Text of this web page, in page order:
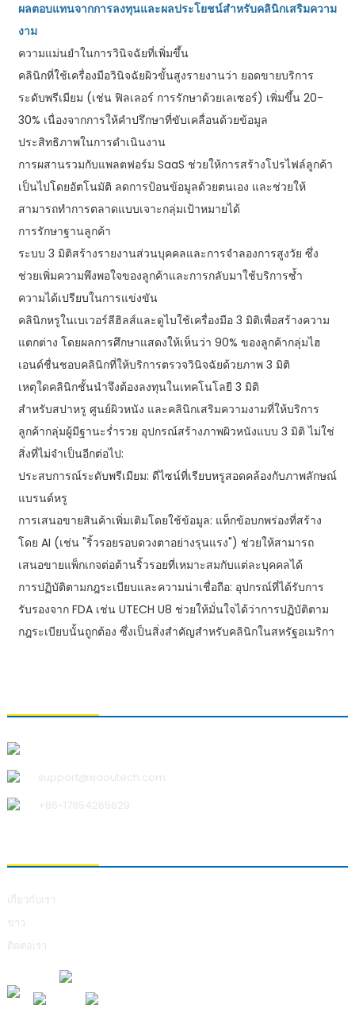
ผลตอบแทนจากการลงทุนและผลประโยชน์สำหรับคลินิกเสริมความ
งาม
ความแม่นยำในการวินิจฉัยที่เพิ่มขึ้น
คลินิกที่ใช้เครื่องมือวินิจฉัยผิวขั้นสูงรายงานว่า ยอดขายบริการ
ระดับพรีเมียม (เช่น ฟิลเลอร์ การรักษาด้วยเลเซอร์) เพิ่มขึ้น 20-
30% เนื่องจากการให้คำปรึกษาที่ขับเคลื่อนด้วยข้อมูล
ประสิทธิภาพในการดำเนินงาน
การผสานรวมกับแพลตฟอร์ม SaaS ช่วยให้การสร้างโปรไฟล์ลูกค้า
เป็นไปโดยอัตโนมัติ ลดการป้อนข้อมูลด้วยตนเอง และช่วยให้
สามารถทำการตลาดแบบเจาะกลุ่มเป้าหมายได้
การรักษาฐานลูกค้า
ระบบ 3 มิติสร้างรายงานส่วนบุคคลและการจำลองการสูงวัย ซึ่ง
ช่วยเพิ่มความพึงพอใจของลูกค้าและการกลับมาใช้บริการซ้ำ
ความได้เปรียบในการแข่งขัน
คลินิกหรูในเบเวอร์ลีฮิลส์และดูไบใช้เครื่องมือ 3 มิติเพื่อสร้างความ
แตกต่าง โดยผลการศึกษาแสดงให้เห็นว่า 90% ของลูกค้ากลุ่มไฮ
เอนด์ชื่นชอบคลินิกที่ให้บริการตรวจวินิจฉัยด้วยภาพ 3 มิติ
เหตุใดคลินิกชั้นนำจึงต้องลงทุนในเทคโนโลยี 3 มิติ
สำหรับสปาหรู ศูนย์ผิวหนัง และคลินิกเสริมความงามที่ให้บริการ
ลูกค้ากลุ่มผู้มีฐานะร่ำรวย อุปกรณ์สร้างภาพผิวหนังแบบ 3 มิติ ไม่ใช่
สิ่งที่ไม่จำเป็นอีกต่อไป:
ประสบการณ์ระดับพรีเมียม: ดีไซน์ที่เรียบหรูสอดคล้องกับภาพลักษณ์
แบรนด์หรู
การเสนอขายสินค้าเพิ่มเติมโดยใช้ข้อมูล: แท็กข้อบกพร่องที่สร้าง
โดย AI (เช่น "ริ้วรอยรอบดวงตาอย่างรุนแรง") ช่วยให้สามารถ
เสนอขายแพ็กเกจต่อต้านริ้วรอยที่เหมาะสมกับแต่ละบุคคลได้
การปฏิบัติตามกฎระเบียบและความน่าเชื่อถือ: อุปกรณ์ที่ได้รับการ
รับรองจาก FDA เช่น UTECH U8 ช่วยให้มั่นใจได้ว่าการปฏิบัติตาม
กฎระเบียบนั้นถูกต้อง ซึ่งเป็นสิ่งสำคัญสำหรับคลินิกในสหรัฐอเมริกา
support@xiaoutech.com
+86-17854265629
เกี่ยวกับเรา
ข่าว
ติดต่อเรา